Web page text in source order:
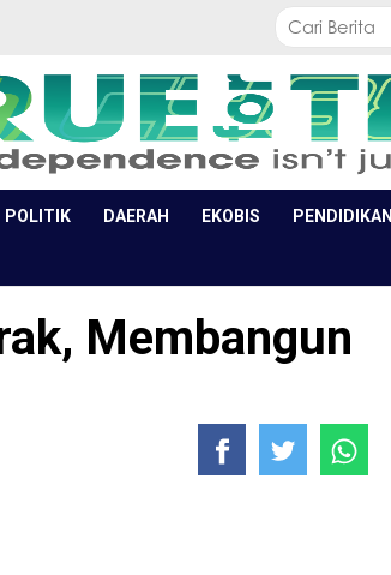
POLITIK DAERAH EKOBIS PENDIDIKAN
Membangun